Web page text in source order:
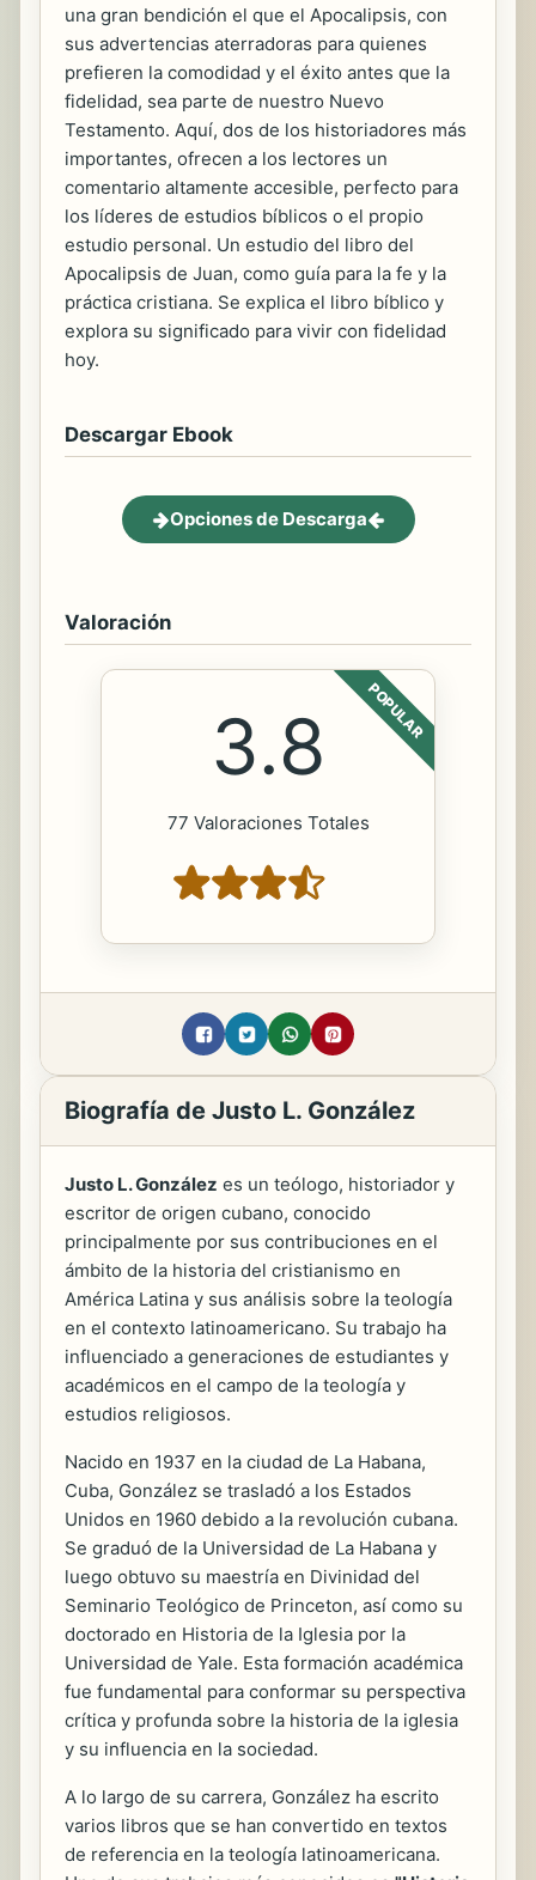
una gran bendición el que el Apocalipsis, con
sus advertencias aterradoras para quienes
prefieren la comodidad y el éxito antes que la
fidelidad, sea parte de nuestro Nuevo
Testamento. Aquí, dos de los historiadores más
importantes, ofrecen a los lectores un
comentario altamente accesible, perfecto para
los líderes de estudios bíblicos o el propio
estudio personal. Un estudio del libro del
Apocalipsis de Juan, como guía para la fe y la
práctica cristiana. Se explica el libro bíblico y
explora su significado para vivir con fidelidad
hoy.
Descargar Ebook
Opciones de Descarga
Valoración
POPULAR
3.8
77 Valoraciones Totales
Biografía de Justo L. González
Justo L. González es un teólogo, historiador y
escritor de origen cubano, conocido
principalmente por sus contribuciones en el
ámbito de la historia del cristianismo en
América Latina y sus análisis sobre la teología
en el contexto latinoamericano. Su trabajo ha
influenciado a generaciones de estudiantes y
académicos en el campo de la teología y
estudios religiosos.
Nacido en 1937 en la ciudad de La Habana,
Cuba, González se trasladó a los Estados
Unidos en 1960 debido a la revolución cubana.
Se graduó de la Universidad de La Habana y
luego obtuvo su maestría en Divinidad del
Seminario Teológico de Princeton, así como su
doctorado en Historia de la Iglesia por la
Universidad de Yale. Esta formación académica
fue fundamental para conformar su perspectiva
crítica y profunda sobre la historia de la iglesia
y su influencia en la sociedad.
A lo largo de su carrera, González ha escrito
varios libros que se han convertido en textos
de referencia en la teología latinoamericana.